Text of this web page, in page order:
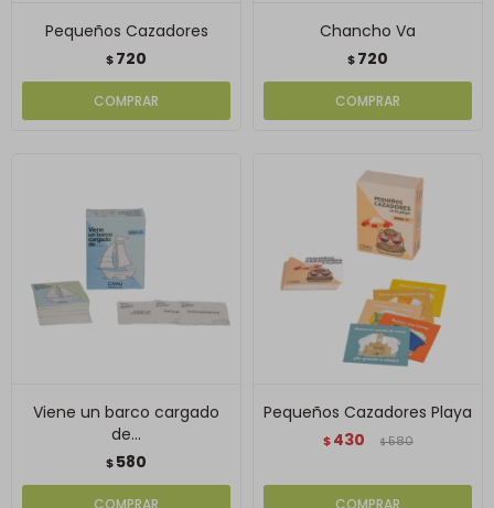
Pequeños Cazadores
$720
Chancho Va
$720
Viene un barco cargado
de...
$580
Pequeños Cazadores Playa
$ 430 $580